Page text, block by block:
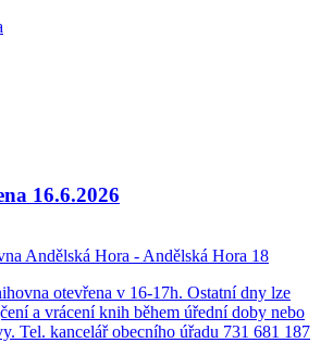
16.6.2026
Andělská Hora - Andělská Hora 18
otevřena v 16-17h. Ostatní dny lze
a vrácení knih během úřední doby nebo
Tel. kancelář obecního úřadu 731 681 187